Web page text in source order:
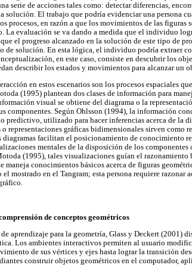
serie de acciones tales como: detectar diferencias,
solución. El trabajo que podría evidenciar una persona
procesos, en razón a que los movimientos de las figuras
La evaluación se va dando a medida que el individuo
que el progreso alcanzado en la solución de este tipo de
de solución. En esta lógica, el individuo podría extraer
en este caso, consiste en descubrir los
describir los estados y movimientos para alcanzar un
en estos escenarios son los procesos espaciales
(1995) plantean dos clases de información para
visual se obtiene del diagrama o la
componentes. Según Ohlsson (1994), la información
predictivo, utilizado para hacer inferencias acerca de la
representaciones gráficas bidimensionales sirven como
diagramas facilitan el posicionamiento de conocimiento
mentales de la disposición de los componentes
(1995), tales visualizaciones guían el
maneja conocimientos básicos acerca de figuras
mostrado en el Tangram; esta persona requiere razonar
de conceptos geométricos
aprendizaje para la geometría, Glass y Deckert (2001)
Los ambientes interactivos permiten al usuario
de sus vértices y ejes hasta lograr la transición
construir objetos geométricos en el computador,